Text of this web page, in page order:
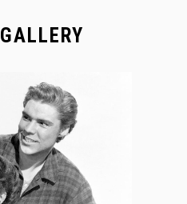
GALLERY